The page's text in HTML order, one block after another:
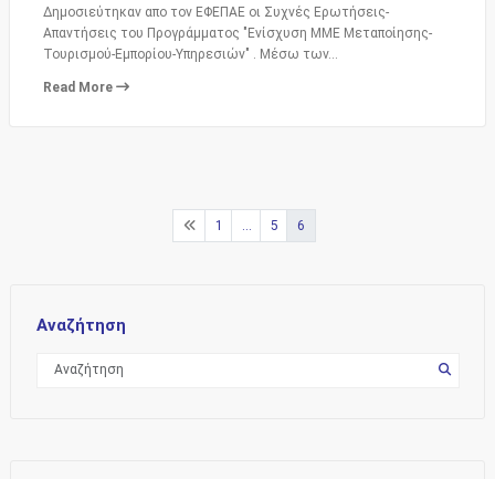
Δημοσιεύτηκαν απο τον ΕΦΕΠΑΕ οι Συχνές Ερωτήσεις-
Απαντήσεις του Προγράμματος "Ενίσχυση ΜΜΕ Μεταποίησης-
Τουρισμού-Εμπορίου-Υπηρεσιών" . Μέσω των…
Read More
1 5 6
Αναζήτηση